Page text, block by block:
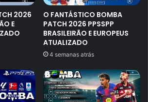
2026
E
O FANTÁSTICO BOMBA
PATCH 2026 PPSSPP
BRASILEIRÃO E EUROPEUS
ATUALIZADO
4 semanas atrás